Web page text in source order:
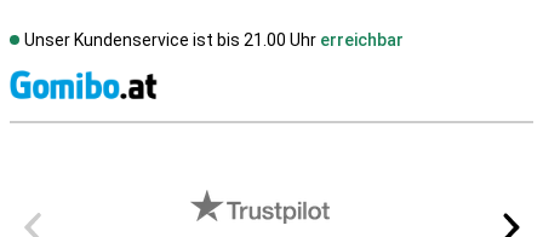
Unser Kundenservice ist bis 21.00 Uhr erreichbar